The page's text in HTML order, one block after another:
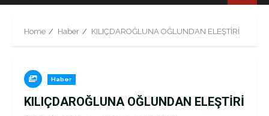
Home Haber KILIÇDAROĞLUNA OĞLUNDAN ELEŞTİRİ
Haber
KILIÇDAROĞLUNA OĞLUNDAN ELEŞTİRİ